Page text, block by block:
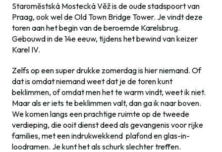
Staroměstská Mostecká Věž is de oude stadspoort van
Praag, ook wel de Old Town Bridge Tower. Je vindt deze
toren aan het begin van de beroemde Karelsbrug.
Gebouwd in de 14e eeuw, tijdens het bewind van keizer
Karel IV.
Zelfs op een super drukke zomerdag is hier niemand. Of
dat is omdat niemand weet dat je de toren kunt
beklimmen, of omdat men het te warm vindt, weet ik niet.
Maar als er iets te beklimmen valt, dan ga ik naar boven.
We komen langs een prachtige ruimte op de tweede
verdieping, die ooit dienst deed als gevangenis voor rijke
families, met een indrukwekkend plafond en glas-in-
loodramen. Je kunt het als schurk slechter treffen.